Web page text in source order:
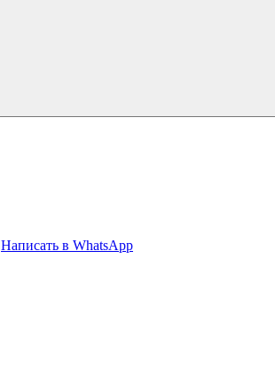
Написать в WhatsApp